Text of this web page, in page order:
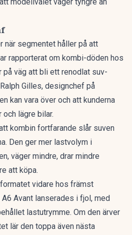
när segmentet håller på att
rapporterat om kombi-döden hos
på väg att bli ett renodlat suv-
Gilles, designchef på
kan vara över och att kunderna
lägre bilar.
kombin fortfarande slår suven
Den ger mer lastvolym i
väger mindre, drar mindre
att köpa.
vidare hos främst
Avant lanserades i fjol, med
lastutrymme. Om den ärver
lär den toppa även nästa